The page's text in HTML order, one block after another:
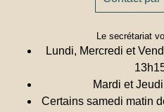
Le secrétariat
Lundi, Mercredi et
Mardi et
Certains samedi matin